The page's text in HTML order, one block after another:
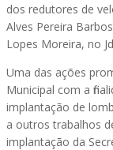
dos redutores de
Alves Pereira
Lopes Moreira, no
Uma das ações
Municipal com a
implantação de
a outros trabalhos
implantação da